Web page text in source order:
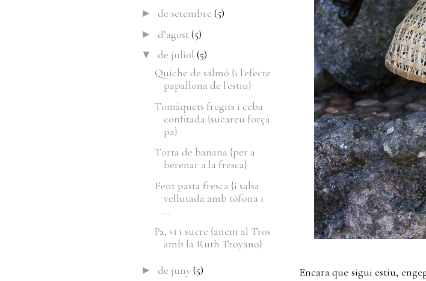
Encara que sigui estiu,
► de setembre (5)
► d’agost(5)
▼ de juliol (5)
Quiche de salmó {i l'efecte
papallona de l'estiu}
Tomàquets fregits i ceba
confitada {sucareu força
pa}
Torta de banana {per a
berenar a la fresca}
Fent pasta fresca {i salsa
vellutada amb tòfona i
...
Pa, vi i sucre {anem al Tros
amb la Ruth Troyano}
► de juny(5)